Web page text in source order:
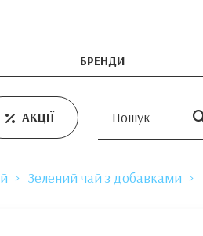
БРЕНДИ
АКЦІЇ
Зелений чай з добавками